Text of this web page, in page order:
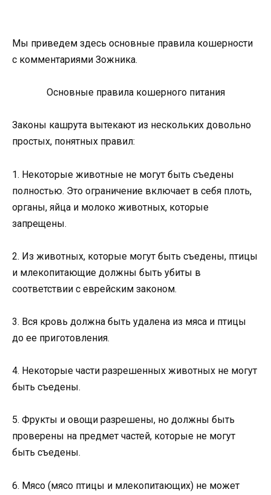
Мы приведем здесь основные правила кошерности
с комментариями Зожника.
Основные правила кошерного питания
Законы кашрута вытекают из нескольких довольно
простых, понятных правил:
1. Некоторые животные не могут быть съедены
полностью. Это ограничение включает в себя плоть,
органы, яйца и молоко животных, которые
запрещены.
2. Из животных, которые могут быть съедены, птицы
и млекопитающие должны быть убиты в
соответствии с еврейским законом.
3. Вся кровь должна быть удалена из мяса и птицы
до ее приготовления.
4. Некоторые части разрешенных животных не могут
быть съедены.
5. Фрукты и овощи разрешены, но должны быть
проверены на предмет частей, которые не могут
быть съедены.
6. Мясо (мясо птицы и млекопитающих) не может